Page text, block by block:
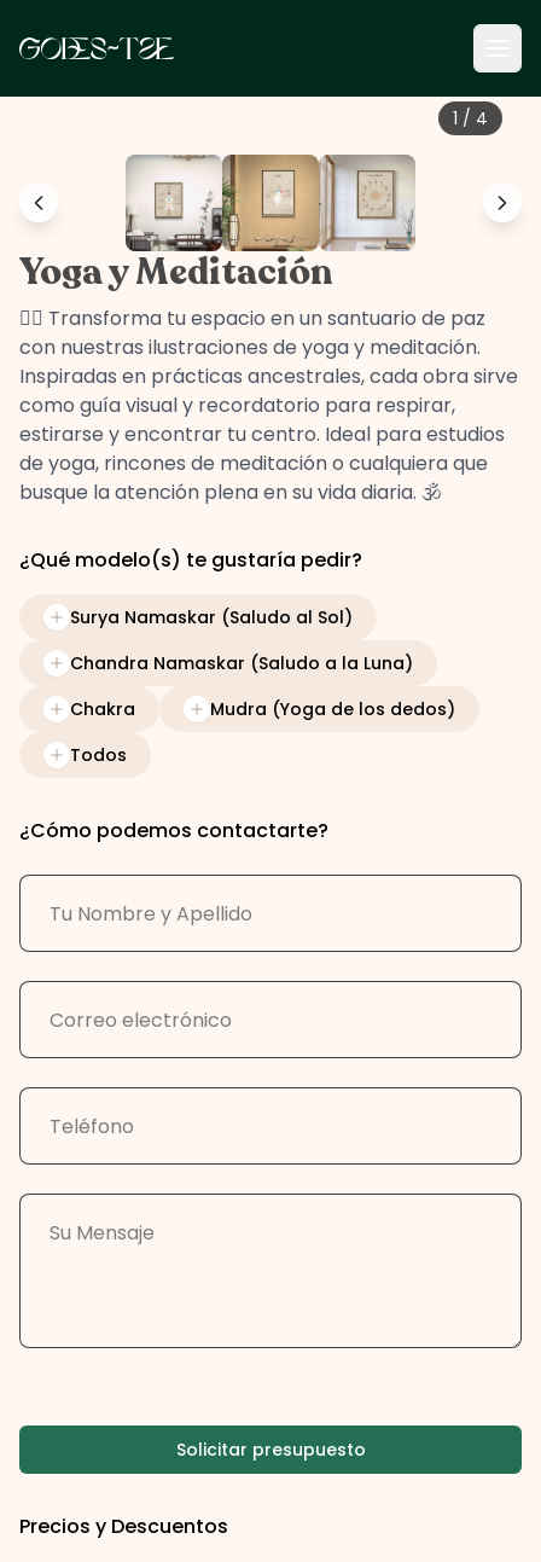
1 / 4
Yoga y Meditación
🧘‍♀️ Transforma tu espacio en un santuario de paz
con nuestras ilustraciones de yoga y meditación.
Inspiradas en prácticas ancestrales, cada obra sirve
como guía visual y recordatorio para respirar,
estirarse y encontrar tu centro. Ideal para estudios
de yoga, rincones de meditación o cualquiera que
busque la atención plena en su vida diaria. 🕉️
¿Qué modelo(s) te gustaría pedir?
Surya Namaskar (Saludo al Sol)
Chandra Namaskar (Saludo a la Luna)
Chakra
Mudra (Yoga de los dedos)
Todos
¿Cómo podemos contactarte?
Solicitar presupuesto
Precios y Descuentos